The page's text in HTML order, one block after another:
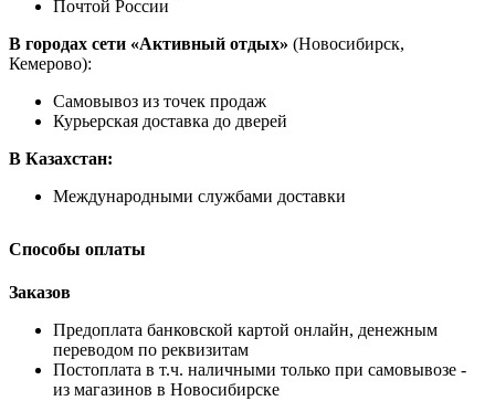
Почтой России
В городах сети «Активный отдых» (Новосибирск,
Кемерово):
Самовывоз из точек продаж
Курьерская доставка до дверей
В Казахстан:
Международными службами доставки
Способы оплаты
Заказов
Предоплата банковской картой онлайн, денежным
переводом по реквизитам
Постоплата в т.ч. наличными только при самовывозе -
из магазинов в Новосибирске